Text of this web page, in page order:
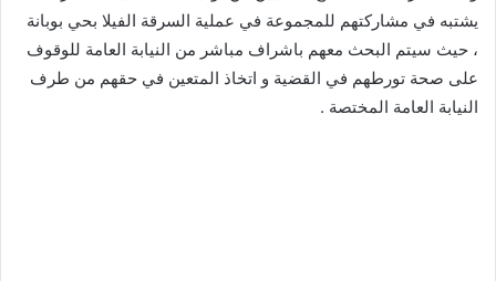
يشتبه في مشاركتهم للمجموعة في عملية السرقة الفيلا بحي بوبانة
، حيث سيتم البحث معهم باشراف مباشر من النيابة العامة للوقوف
على صحة تورطهم في القضية و اتخاذ المتعين في حقهم من طرف
النيابة العامة المختصة .